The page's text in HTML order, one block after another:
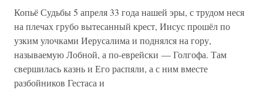
Копьё Судьбы 5 апреля 33 года нашей эры, с трудом неся
на плечах грубо вытесанный крест, Иисус прошёл по
узким улочками Иерусалима и поднялся на гору,
называемую Лобной, а по-еврейски — Голгофа. Там
свершилась казнь и Его распяли, а с ним вместе
разбойников Гестаса и